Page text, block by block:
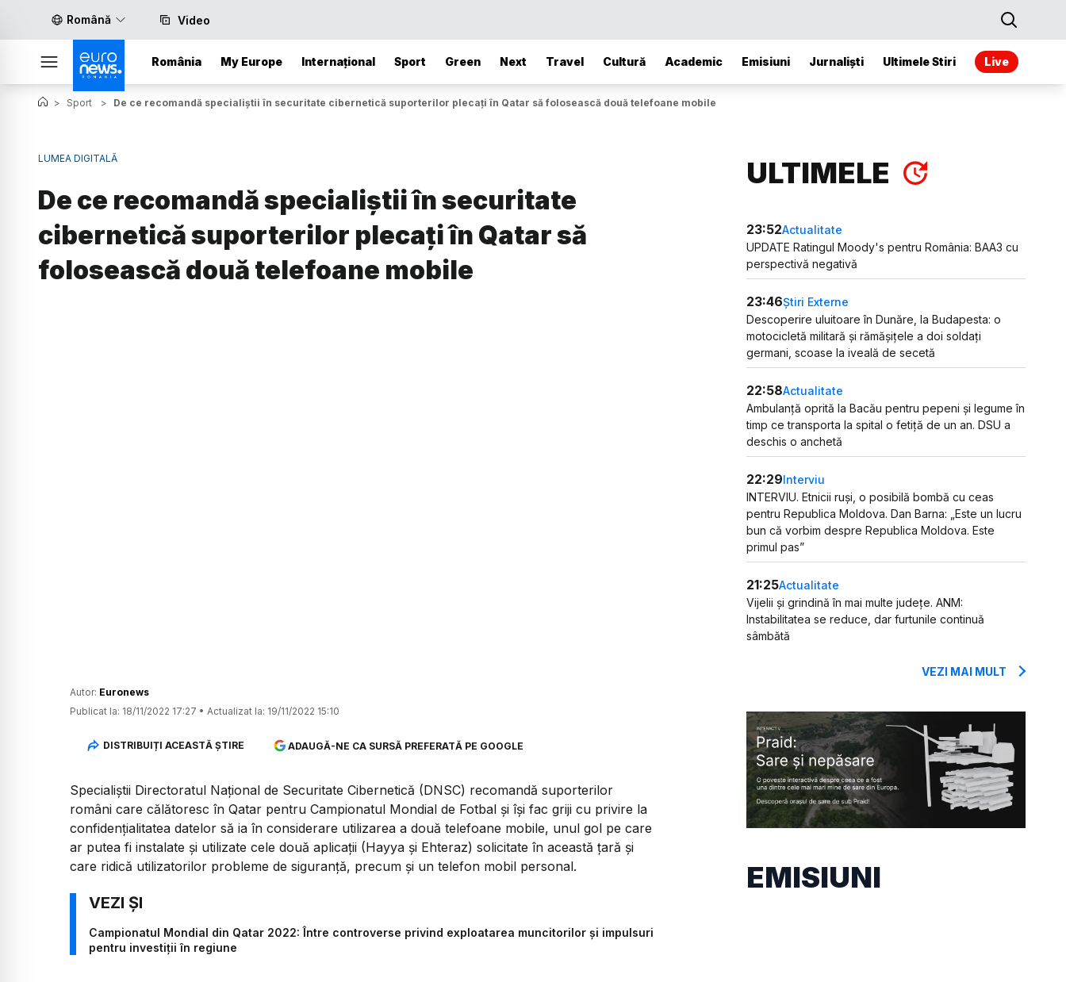
Română Video
România My Europe Internațional Sport Green Next Travel Cultură Academic Emisiuni Jurnaliști Ultimele Stiri Live
> Sport > De ce recomandă specialiștii în securitate cibernetică suporterilor plecați în Qatar să folosească două telefoane mobile
LUMEA DIGITALĂ
De ce recomandă specialiștii în securitate
cibernetică suporterilor plecați în Qatar să
folosească două telefoane mobile
Autor: Euronews
Publicat la: 18/11/2022 17:27 • Actualizat la: 19/11/2022 15:10
DISTRIBUIȚI ACEASTĂ ȘTIRE ADAUGĂ-NE CA SURSĂ PREFERATĂ PE GOOGLE
Specialiştii Directoratul Naţional de Securitate Cibernetică (DNSC) recomandă suporterilor
români care călătoresc în Qatar pentru Campionatul Mondial de Fotbal şi îşi fac griji cu privire la
confidenţialitatea datelor să ia în considerare utilizarea a două telefoane mobile, unul gol pe care
ar putea fi instalate şi utilizate cele două aplicaţii (Hayya şi Ehteraz) solicitate în această ţară şi
care ridică utilizatorilor probleme de siguranţă, precum şi un telefon mobil personal.
Campionatul Mondial din Qatar 2022: Între controverse privind exploatarea muncitorilor și impulsuri
pentru investiții în regiune
ULTIMELE
23:52Actualitate
UPDATE Ratingul Moody's pentru România: BAA3 cu
perspectivă negativă
23:46Știri Externe
Descoperire uluitoare în Dunăre, la Budapesta: o
motocicletă militară și rămășițele a doi soldați
germani, scoase la iveală de secetă
22:58Actualitate
Ambulanță oprită la Bacău pentru pepeni și legume în
timp ce transporta la spital o fetiță de un an. DSU a
deschis o anchetă
22:29Interviu
INTERVIU. Etnicii ruși, o posibilă bombă cu ceas
pentru Republica Moldova. Dan Barna: „Este un lucru
bun că vorbim despre Republica Moldova. Este
primul pas”
21:25Actualitate
Vijelii și grindină în mai multe județe. ANM:
Instabilitatea se reduce, dar furtunile continuă
sâmbătă
VEZI MAI MULT
EMISIUNI